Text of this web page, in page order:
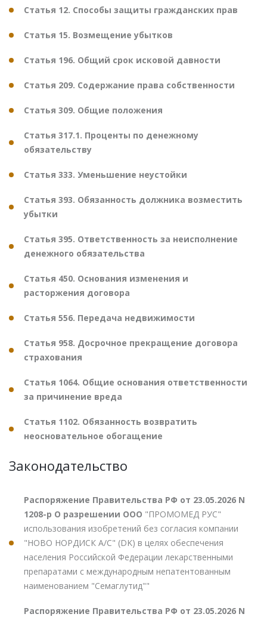
Статья 12. Способы защиты гражданских прав
Статья 15. Возмещение убытков
Статья 196. Общий срок исковой давности
Статья 209. Содержание права собственности
Статья 309. Общие положения
Статья 317.1. Проценты по денежному
обязательству
Статья 333. Уменьшение неустойки
Статья 393. Обязанность должника возместить
убытки
Статья 395. Ответственность за неисполнение
денежного обязательства
Статья 450. Основания изменения и
расторжения договора
Статья 556. Передача недвижимости
Статья 958. Досрочное прекращение договора
страхования
Статья 1064. Общие основания ответственности
за причинение вреда
Статья 1102. Обязанность возвратить
неосновательное обогащение
Законодательство
Распоряжение Правительства РФ от 23.05.2026 N
1208-р О разрешении ООО "ПРОМОМЕД РУС"
использования изобретений без согласия компании
"НОВО НОРДИСК А/С" (DK) в целях обеспечения
населения Российской Федерации лекарственными
препаратами с международным непатентованным
наименованием "Семаглутид""
Распоряжение Правительства РФ от 23.05.2026 N